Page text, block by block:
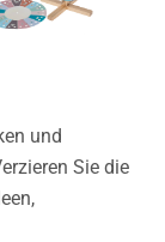
und
Sie die